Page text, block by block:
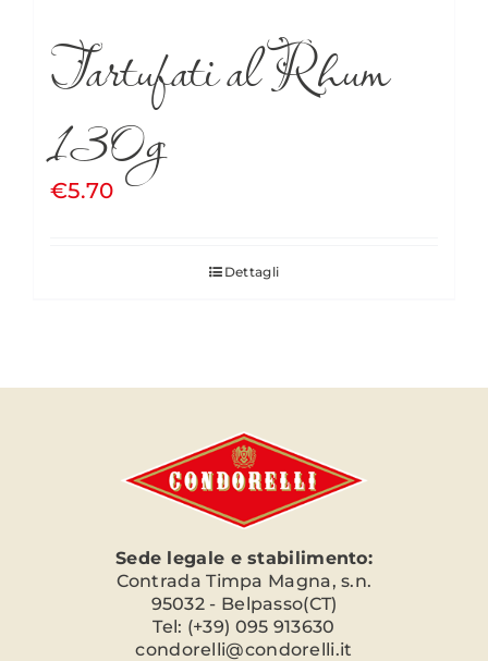
Tartufati al Rhum
130g
€5.70
Dettagli
Sede legale e stabilimento:
Contrada Timpa Magna, s.n.
95032 - Belpasso(CT)
Tel: (+39) 095 913630
condorelli@condorelli.it